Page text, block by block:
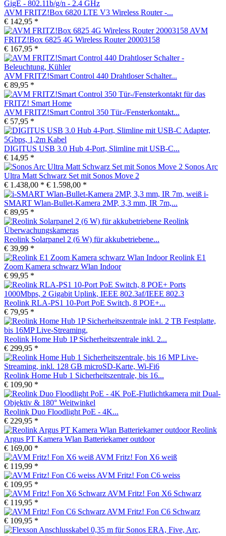
AVM FRITZ!Box 6820 LTE V3 Wireless Router -...
€ 142,95 *
AVM
FRITZ!Box 6825 4G Wireless Router 20003158
€ 167,95 *
AVM FRITZ!Smart Control 440 Drahtloser Schalter...
€ 89,95 *
AVM FRITZ!Smart Control 350 Tür-/Fensterkontakt...
€ 57,95 *
DIGITUS USB 3.0 Hub 4-Port, Slimline mit USB-C...
€ 14,95 *
Sonos Arc
Ultra Matt Schwarz Set mit Sonos Move 2
€ 1.438,00 * € 1.598,00 *
i-
SMART Wlan-Bullet-Kamera 2MP, 3,3 mm, IR 7m,...
€ 89,95 *
Reolink Solarpanel 2 (6 W) für akkubetriebene...
€ 39,99 *
Reolink E1
Zoom Kamera schwarz Wlan Indoor
€ 99,95 *
Reolink RLA-PS1 10-Port PoE Switch, 8 POE+...
€ 79,95 *
Reolink Home Hub 1P Sicherheitszentrale inkl. 2...
€ 299,95 *
Reolink Home Hub 1 Sicherheitszentrale, bis 16...
€ 109,90 *
Reolink Duo Floodlight PoE - 4K...
€ 229,95 *
Reolink
Argus PT Kamera Wlan Batteriekamer outdoor
€ 169,00 *
AVM Fritz! Fon X6 weiß
€ 119,99 *
AVM Fritz! Fon C6 weiss
€ 109,95 *
AVM Fritz! Fon X6 Schwarz
€ 119,95 *
AVM Fritz! Fon C6 Schwarz
€ 109,95 *